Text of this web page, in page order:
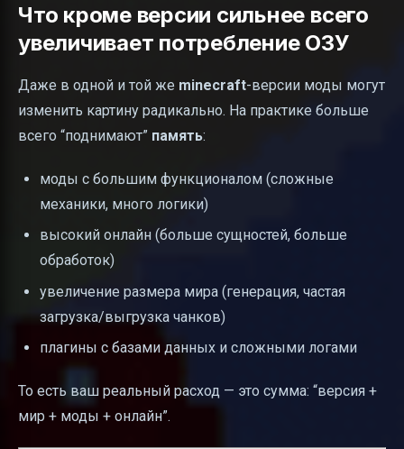
Что кроме версии сильнее всего
увеличивает потребление ОЗУ
Даже в одной и той же minecraft-версии моды могут
изменить картину радикально. На практике больше
всего “поднимают” память:
моды с большим функционалом (сложные
механики, много логики)
высокий онлайн (больше сущностей, больше
обработок)
увеличение размера мира (генерация, частая
загрузка/выгрузка чанков)
плагины с базами данных и сложными логами
То есть ваш реальный расход — это сумма: “версия +
мир + моды + онлайн”.